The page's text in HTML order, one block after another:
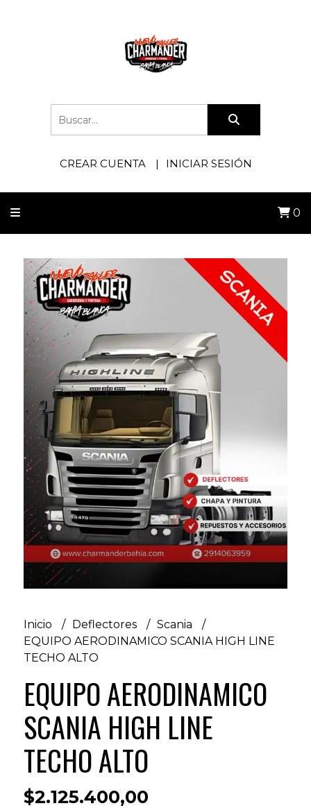
CREAR CUENTA INICIAR SESIÓN
0
Inicio Deflectores
Scania
EQUIPO AERODINAMICO SCANIA HIGH LINE
TECHO ALTO
EQUIPO AERODINAMICO
SCANIA HIGH LINE
TECHO ALTO
$2.125.400,00